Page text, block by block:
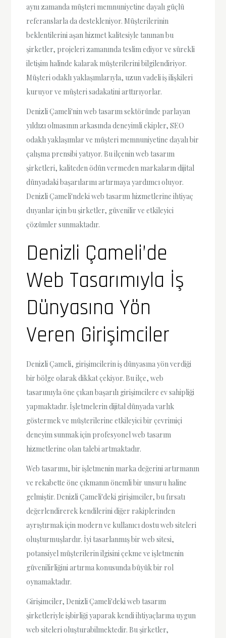
aynı zamanda müşteri memnuniyetine dayalı güçlü
referanslarla da destekleniyor. Müşterilerinin
beklentilerini aşan hizmet kalitesiyle tanınan bu
şirketler, projeleri zamanında teslim ediyor ve sürekli
iletişim halinde kalarak müşterilerini bilgilendiriyor.
Müşteri odaklı yaklaşımlarıyla, uzun vadeli iş ilişkileri
kuruyor ve müşteri sadakatini arttırıyorlar.
Denizli Çameli'nin web tasarım sektöründe parlayan
yıldızı olmasının arkasında deneyimli ekipler, SEO
odaklı yaklaşımlar ve müşteri memnuniyetine dayalı bir
çalışma prensibi yatıyor. Bu ilçenin web tasarım
şirketleri, kaliteden ödün vermeden markaların dijital
dünyadaki başarılarını artırmaya yardımcı oluyor.
Denizli Çameli'ndeki web tasarım hizmetlerine ihtiyaç
duyanlar için bu şirketler, güvenilir ve etkileyici
çözümler sunmaktadır.
Denizli Çameli’de
Web Tasarımıyla İş
Dünyasına Yön
Veren Girişimciler
Denizli Çameli, girişimcilerin iş dünyasına yön verdiği
bir bölge olarak dikkat çekiyor. Bu ilçe, web
tasarımıyla öne çıkan başarılı girişimcilere ev sahipliği
yapmaktadır. İşletmelerin dijital dünyada varlık
göstermek ve müşterilerine etkileyici bir çevrimiçi
deneyim sunmak için profesyonel web tasarım
hizmetlerine olan talebi artmaktadır.
Web tasarımı, bir işletmenin marka değerini artırmanın
ve rekabette öne çıkmanın önemli bir unsuru haline
gelmiştir. Denizli Çameli'deki girişimciler, bu fırsatı
değerlendirerek kendilerini diğer rakiplerinden
ayrıştırmak için modern ve kullanıcı dostu web siteleri
oluşturmuşlardır. İyi tasarlanmış bir web sitesi,
potansiyel müşterilerin ilgisini çekme ve işletmenin
güvenilirliğini artırma konusunda büyük bir rol
oynamaktadır.
Girişimciler, Denizli Çameli'deki web tasarım
şirketleriyle işbirliği yaparak kendi ihtiyaçlarına uygun
web siteleri oluşturabilmektedir. Bu şirketler,